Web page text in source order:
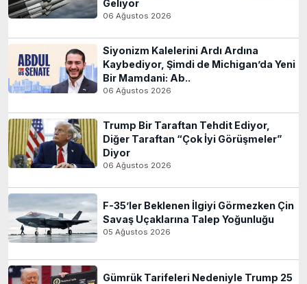
Geliyor
06 Ağustos 2026
Siyonizm Kalelerini Ardı Ardına
Kaybediyor, Şimdi de Michigan’da Yeni
Bir Mamdani: Ab..
06 Ağustos 2026
Trump Bir Taraftan Tehdit Ediyor,
Diğer Taraftan “Çok İyi Görüşmeler”
Diyor
06 Ağustos 2026
F-35’ler Beklenen İlgiyi Görmezken Çin
Savaş Uçaklarına Talep Yoğunluğu
05 Ağustos 2026
Gümrük Tarifeleri Nedeniyle Trump 25